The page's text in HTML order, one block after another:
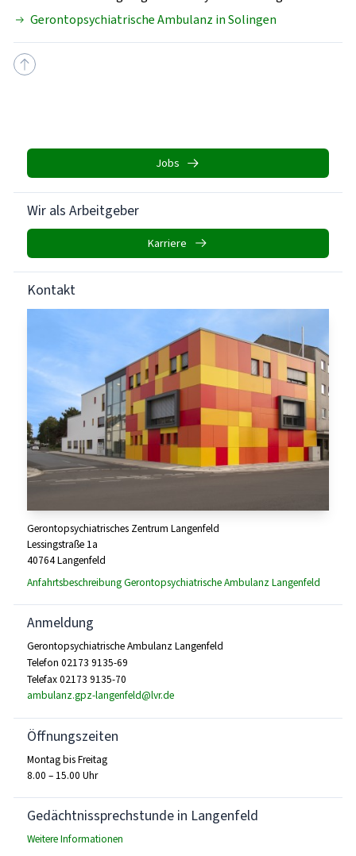
Gerontopsychiatrische Ambulanz in Solingen
Jobs
Wir als Arbeitgeber
Karriere
Kontakt
Gerontopsychiatrisches Zentrum Langenfeld
Lessingstraße 1a
40764 Langenfeld
Anfahrtsbeschreibung Gerontopsychiatrische Ambulanz Langenfeld
Anmeldung
Gerontopsychiatrische Ambulanz Langenfeld
Telefon 02173 9135-69
Telefax 02173 9135-70
ambulanz.gpz-langenfeld@lvr.de
Öffnungszeiten
Montag bis Freitag
8.00 – 15.00 Uhr
Gedächtnissprechstunde in Langenfeld
Weitere Informationen